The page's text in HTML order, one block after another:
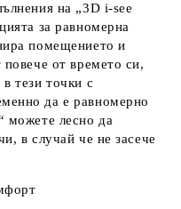
на „3D i-see
за равномерна
помещението и
повече от времето си,
тези точки с
да е равномерно
можете лесно да
в случай че не засече